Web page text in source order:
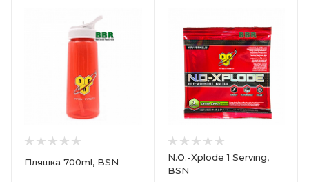
Пляшка 700ml, BSN
N.O.-Xplode 1 Serving,
BSN